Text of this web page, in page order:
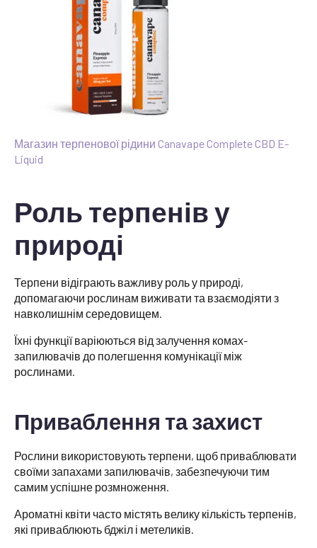
Магазин терпенової рідини Canavape Complete CBD E-
Liquid
Роль терпенів у
природі
Терпени відіграють важливу роль у природі,
допомагаючи рослинам виживати та взаємодіяти з
навколишнім середовищем.
Їхні функції варіюються від залучення комах-
запилювачів до полегшення комунікації між
рослинами.
Приваблення та захист
Рослини використовують терпени, щоб приваблювати
своїми запахами запилювачів, забезпечуючи тим
самим успішне розмноження.
Ароматні квіти часто містять велику кількість терпенів,
які приваблюють бджіл і метеликів.